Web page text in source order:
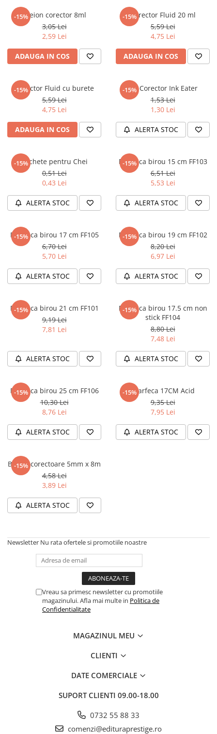
SelfHealing
Vindecare Spirituala
Diete
Masaj
MedConnect
Medicina Pentru Toti
Sport
Starea de bine
Terapii Alternative
AudioBook
Biografii, Memorii, Jurnale
Carti erotice
Adult
Literatura Romana
Literatura Universala
Romane de dragoste, Carti
romantice
Senzatii/Erotic
Senzatii/Suspans
SF & Fantasy
Teens Book Club
Adezivi si benzi adezive
Accesorii Arhivare
Hartie si Accesorii
Organizare si Arhivare
Seturi birotica
Articole scolare
Caiete si Carnetele scolare
Instrumente de scris
Instrumente si Truse Geometrie
Consumabile & Accesorii
-15%Creion corector 8ml
3,05 Lei
2,59 Lei
ADAUGA IN COS
-15%Corector Fluid 20 ml
5,59 Lei
4,75 Lei
ADAUGA IN COS
-15%
Corector Fluid cu burete
5,59 Lei
4,75 Lei
ADAUGA IN COS
-15%
Pic Corector Ink Eater
1,53 Lei
1,30 Lei
ALERTA STOC
-15%Etichete pentru Chei
0,51 Lei
0,43 Lei
ALERTA STOC
-15%
Foarfeca birou 15 cm FF103
6,51 Lei
5,53 Lei
ALERTA STOC
-15%
Foarfeca birou 17 cm FF105
6,70 Lei
5,70 Lei
ALERTA STOC
-15%
Foarfeca birou 19 cm FF102
8,20 Lei
6,97 Lei
ALERTA STOC
-15%
Foarfeca birou 21 cm FF101
9,19 Lei
7,81 Lei
ALERTA STOC
-15%
Foarfeca birou 17.5 cm non
stick FF104
8,80 Lei
7,48 Lei
ALERTA STOC
-15%
Foarfeca birou 25 cm FF106
10,30 Lei
8,76 Lei
ALERTA STOC
-15%Foarfeca 17CM Acid
9,35 Lei
7,95 Lei
ALERTA STOC
-15%
Banda corectoare 5mm x 8m
4,58 Lei
3,89 Lei
ALERTA STOC
Newsletter Nu rata ofertele si promotiile noastre
Vreau sa primesc newsletter cu promotiile
magazinului. Afla mai multe in Politica de
Confidentialitate
MAGAZINUL MEU
CLIENTI
DATE COMERCIALE
SUPORT CLIENTI 09.00-18.00
0732 55 88 33
comenzi@edituraprestige.ro